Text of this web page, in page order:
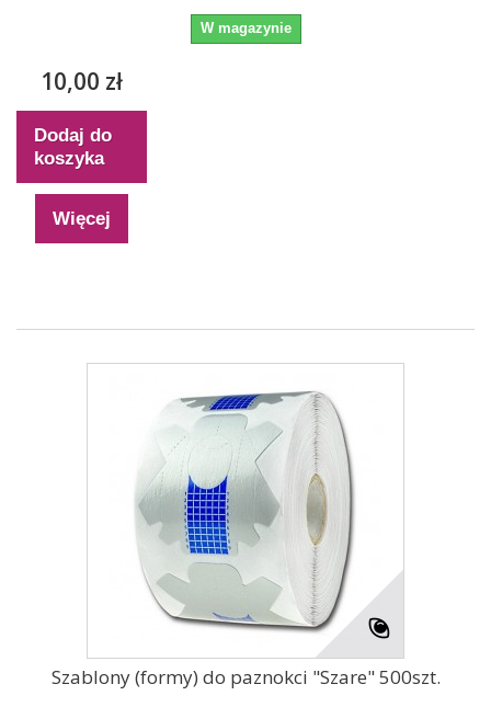
W magazynie
10,00 zł
Dodaj do
koszyka
Więcej
Szablony (formy) do paznokci "Szare" 500szt.